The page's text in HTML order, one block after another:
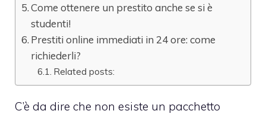
Come ottenere un prestito anche se si è
studenti!
Prestiti online immediati in 24 ore: come
richiederli?
Related posts:
C’è da dire che non esiste un pacchetto